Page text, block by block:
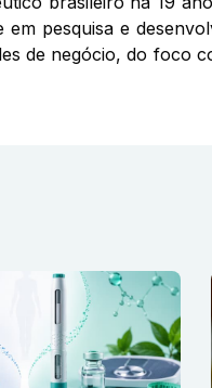
pesquisa e
de negócio, do foco